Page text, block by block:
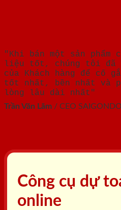
"Khi bán một sản
liệu tốt, chúng tôi đã
của Khách hàng để cố
tốt nhất, bền nhất và
lòng lâu dài nhất"
Trần Văn Lãm / CEO
Công cụ dự
online